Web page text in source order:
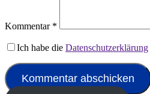
Kommentar *
Ich habe die Datenschutzerklärung